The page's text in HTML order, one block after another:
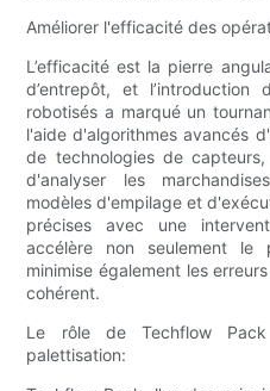
Améliorer l'efficacité des
L’efficacité est la pierre
d’entrepôt, et
robotisés a marqué un
l'aide d'algorithmes avancés
de technologies de
d'analyser les
modèles d'empilage et
précises avec une
accélère non seulement le
minimise également les
cohérent.
Le rôle de Techflow
palettisation: